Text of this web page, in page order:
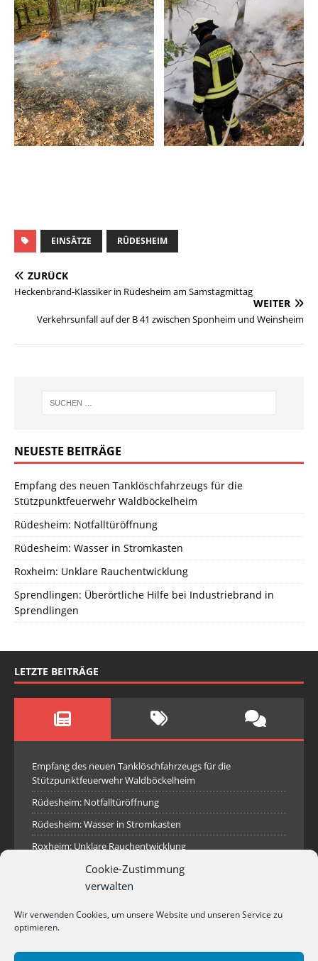
Cookie-Zustimmung
verwalten
Wir verwenden Cookies, um unsere Website und unseren Service zu
optimieren.
EINSÄTZE RÜDESHEIM
ZURÜCK
Heckenbrand-Klassiker in Rüdesheim am Samstagmittag
WEITER
Verkehrsunfall auf der B 41 zwischen Sponheim und Weinsheim
NEUESTE BEITRÄGE
Empfang des neuen Tanklöschfahrzeugs für die
Stützpunktfeuerwehr Waldböckelheim
Rüdesheim: Notfalltüröffnung
Rüdesheim: Wasser in Stromkasten
Roxheim: Unklare Rauchentwicklung
Sprendlingen: Überörtliche Hilfe bei Industriebrand in
Sprendlingen
LETZTE BEITRÄGE
Empfang des neuen Tanklöschfahrzeugs für die
Stützpunktfeuerwehr Waldböckelheim
Rüdesheim: Notfalltüröffnung
Rüdesheim: Wasser in Stromkasten
Roxheim: Unklare Rauchentwicklung
Sprendlingen: Überörtliche Hilfe bei Industriebrand in
Sprendlingen
Rüdesheim: Aufgerissener Dieseltank